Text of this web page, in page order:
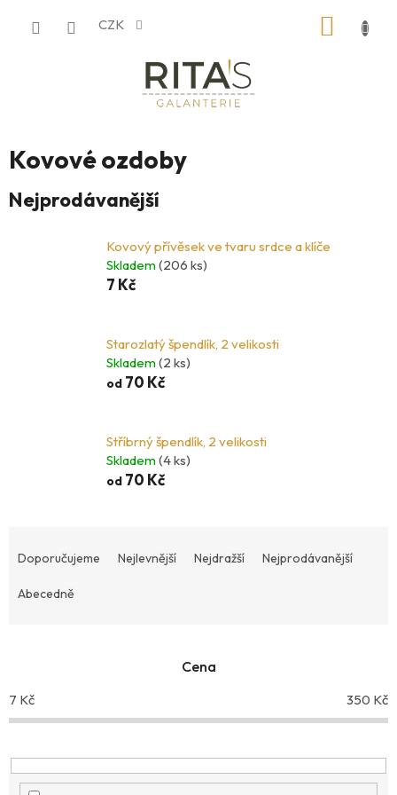
CZK
Kovové ozdoby
Nejprodávanější
Kovový přívěsek ve tvaru srdce a klíče
Skladem(206 ks)
7 Kč
Starozlatý špendlík, 2 velikosti
Skladem(2 ks)
od 70 Kč
Stříbrný špendlík, 2 velikosti
Skladem(4 ks)
od 70 Kč
a
e
o
d
k
Doporučujeme Nejlevnější Nejdražší Nejprodávanější
Abecedně
Cena
7 Kč 350 Kč